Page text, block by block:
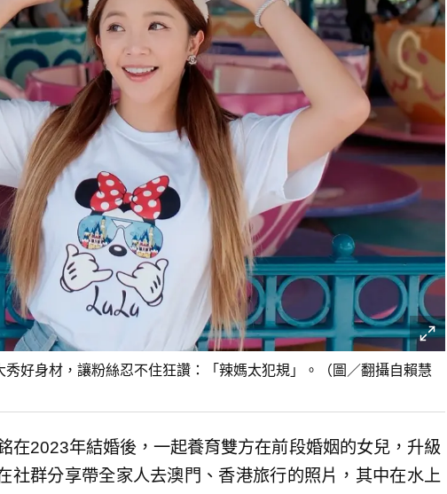
好身材，讓粉絲忍不住狂讚：「辣媽太犯規」。（圖／翻攝自賴慧
在2023年結婚後，一起養育雙方在前段婚姻的女兒，升級
社群分享帶全家人去澳門、香港旅行的照片，其中在水上